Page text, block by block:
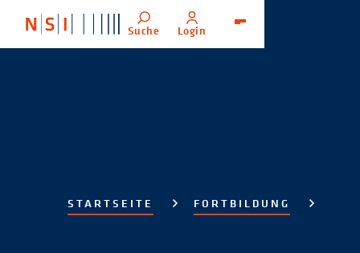
Suche Login
STARTSEITE FORTBILDUNG